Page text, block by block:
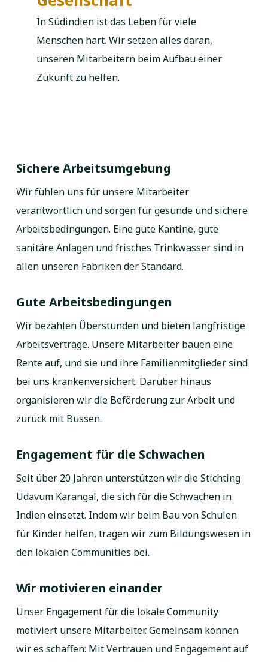
In Südindien ist das Leben für viele
Menschen hart. Wir setzen alles daran,
unseren Mitarbeitern beim Aufbau einer
Zukunft zu helfen.
Sichere Arbeitsumgebung
Wir fühlen uns für unsere Mitarbeiter
verantwortlich und sorgen für gesunde und sichere
Arbeitsbedingungen. Eine gute Kantine, gute
sanitäre Anlagen und frisches Trinkwasser sind in
allen unseren Fabriken der Standard.
Gute Arbeitsbedingungen
Wir bezahlen Überstunden und bieten langfristige
Arbeitsverträge. Unsere Mitarbeiter bauen eine
Rente auf, und sie und ihre Familienmitglieder sind
bei uns krankenversichert. Darüber hinaus
organisieren wir die Beförderung zur Arbeit und
zurück mit Bussen.
Engagement für die Schwachen
Seit über 20 Jahren unterstützen wir die Stichting
Udavum Karangal, die sich für die Schwachen in
Indien einsetzt. Indem wir beim Bau von Schulen
für Kinder helfen, tragen wir zum Bildungswesen in
den lokalen Communities bei.
Wir motivieren einander
Unser Engagement für die lokale Community
motiviert unsere Mitarbeiter. Gemeinsam können
wir es schaffen: Mit Vertrauen und Engagement auf